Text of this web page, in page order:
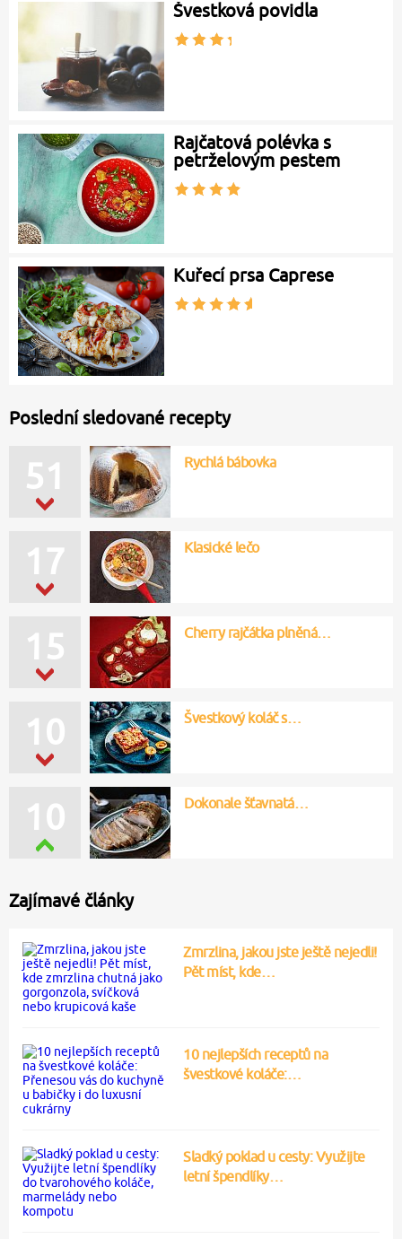
Švestková povidla
Rajčatová polévka s
petrželovým pestem
Kuřecí prsa Caprese
Poslední sledované recepty
51 Rychlá bábovka
17 Klasické lečo
15 Cherry rajčátka plněná…
10 Švestkový koláč s…
10 Dokonale šťavnatá…
Zajímavé články
Zmrzlina, jakou jste ještě nejedli!
Pět míst, kde…
10 nejlepších receptů na
švestkové koláče:…
Sladký poklad u cesty: Využijte
letní špendlíky…